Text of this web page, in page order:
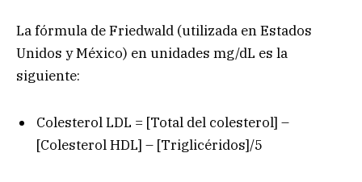
La fórmula de Friedwald (utilizada en Estados
Unidos y México) en unidades mg/dL es la
siguiente:
Colesterol LDL = [Total del colesterol] –
[Colesterol HDL] – [Triglicéridos]/5